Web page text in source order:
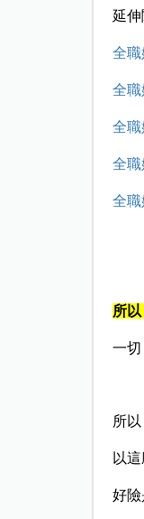
延伸
全
全
全
全
全
所
一
所
以
好